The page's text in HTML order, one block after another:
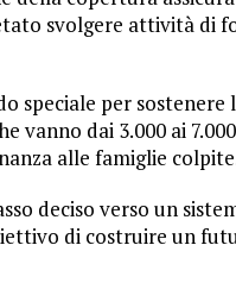
svolgere attività di
speciale per
vanno dai 3.000 ai
alle famiglie
deciso verso un
di costruire un